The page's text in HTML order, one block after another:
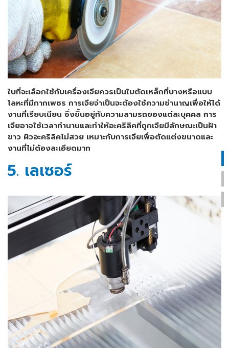
ใบที่จะเลือกใช้กับเครื่องเจียควรเป็นใบตัดเหล็กที่บางหรือแบบ
โลหะที่มีกากเพชร การเจียจำเป็นจะต้องใช้ความชำนาญเพื่อให้ได้
งานที่เรียบเนียน ซึ่งขึ้นอยู่กับความสามรถของแต่ละบุคคล การ
เจียอาจใช้เวลาทำนานและทำให้อะคริลิคที่ถูกเจียมีลักษณะเป็นฝ้า
ขาว ผิวอะคริลิคไม่สวย เหมาะกับการเจียเพื่อตัดแต่งขนาดและ
งานที่ไม่ต้องละเอียดมาก
5. เลเซอร์